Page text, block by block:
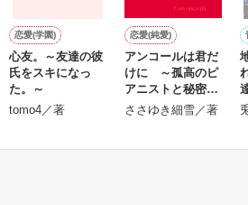
※表紙も作中使用の画像も全てフリー
※執筆期間2026.6.3〜7.20完結です
※他サイトさんにて恋愛トレンド1位で
で頂けると嬉しいです。
恋愛(学園)
心友。～友達の彼
氏をスキになっ
た。～
tomo4／著
恋愛(純愛)
アンコールは君だ
けに ～孤高のピ
アニストと秘密の
契約婚～
ささゆき細雪／著